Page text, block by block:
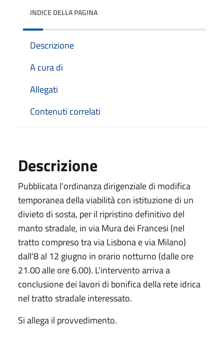
INDICE DELLA PAGINA
Descrizione
A cura di
Allegati
Contenuti correlati
Descrizione
Pubblicata l'ordinanza dirigenziale di modifica
temporanea della viabilità con istituzione di un
divieto di sosta, per il ripristino definitivo del
manto stradale, in via Mura dei Francesi (nel
tratto compreso tra via Lisbona e via Milano)
dall'8 al 12 giugno in orario notturno (dalle ore
21.00 alle ore 6.00). L'intervento arriva a
conclusione dei lavori di bonifica della rete idrica
nel tratto stradale interessato.
Si allega il provvedimento.